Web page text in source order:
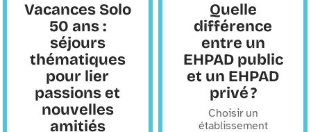
Vacances Solo
50 ans :
séjours
thématiques
pour lier
passions et
nouvelles
amitiés
Quelle
différence
entre un
EHPAD public
et un EHPAD
privé ?
Choisir un
établissement